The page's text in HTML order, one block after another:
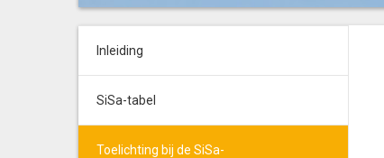
Inleiding
SiSa-tabel
Toelichting bij de SiSa-